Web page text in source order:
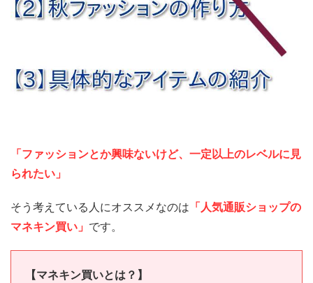
「ファッションとか興味ないけど、一定以上のレベルに見
られたい」
そう考えている人にオススメなのは 「人気通販ショップの
マネキン買い」 です。
【マネキン買いとは？】